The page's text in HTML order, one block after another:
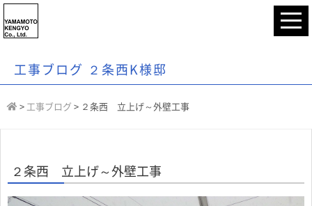
工事ブログ ２条西K様邸
> 工事ブログ > ２条西 立上げ～外壁工事
２条西 立上げ～外壁工事